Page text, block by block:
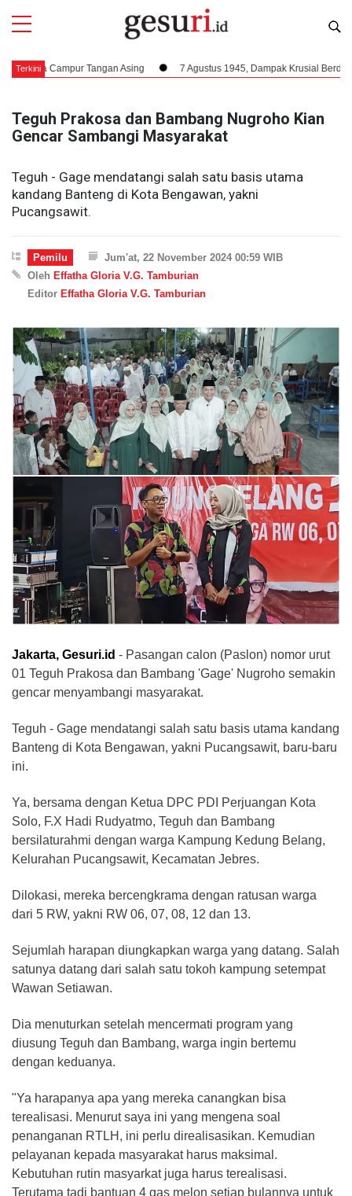
Terkini
Campur Tangan Asing 7 Agustus 1945, Dampak Krusial Berdirinya PPKI
Teguh Prakosa dan Bambang Nugroho Kian
Gencar Sambangi Masyarakat
Teguh - Gage mendatangi salah satu basis utama
kandang Banteng di Kota Bengawan, yakni
Pucangsawit.
Pemilu
Jum'at, 22 November 2024 00:59 WIB
Oleh Effatha Gloria V.G. Tamburian
Editor Effatha Gloria V.G. Tamburian
Jakarta, Gesuri.id - Pasangan calon (Paslon) nomor urut
01 Teguh Prakosa dan Bambang 'Gage' Nugroho semakin
gencar menyambangi masyarakat.
Teguh - Gage mendatangi salah satu basis utama kandang
Banteng di Kota Bengawan, yakni Pucangsawit, baru-baru
ini.
Ya, bersama dengan Ketua DPC PDI Perjuangan Kota
Solo, F.X Hadi Rudyatmo, Teguh dan Bambang
bersilaturahmi dengan warga Kampung Kedung Belang,
Kelurahan Pucangsawit, Kecamatan Jebres.
Dilokasi, mereka bercengkrama dengan ratusan warga
dari 5 RW, yakni RW 06, 07, 08, 12 dan 13.
Sejumlah harapan diungkapkan warga yang datang. Salah
satunya datang dari salah satu tokoh kampung setempat
Wawan Setiawan.
Dia menuturkan setelah mencermati program yang
diusung Teguh dan Bambang, warga ingin bertemu
dengan keduanya.
"Ya harapanya apa yang mereka canangkan bisa
terealisasi. Menurut saya ini yang mengena soal
penanganan RTLH, ini perlu direalisasikan. Kemudian
pelayanan kepada masyarakat harus maksimal.
Kebutuhan rutin masyarkat juga harus terealisasi.
Terutama tadi bantuan 4 gas melon setiap bulannya untuk